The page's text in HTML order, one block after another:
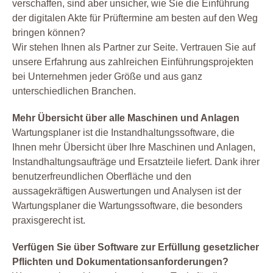
verschaffen, sind aber unsicher, wie Sie die Einführung
der digitalen Akte für Prüftermine am besten auf den Weg
bringen können?
Wir stehen Ihnen als Partner zur Seite. Vertrauen Sie auf
unsere Erfahrung aus zahlreichen Einführungsprojekten
bei Unternehmen jeder Größe und aus ganz
unterschiedlichen Branchen.
Mehr Übersicht über alle Maschinen und Anlagen
Wartungsplaner ist die Instandhaltungssoftware, die
Ihnen mehr Übersicht über Ihre Maschinen und Anlagen,
Instandhaltungsaufträge und Ersatzteile liefert. Dank ihrer
benutzerfreundlichen Oberfläche und den
aussagekräftigen Auswertungen und Analysen ist der
Wartungsplaner die Wartungssoftware, die besonders
praxisgerecht ist.
Verfügen Sie über Software zur Erfüllung gesetzlicher
Pflichten und Dokumentationsanforderungen?